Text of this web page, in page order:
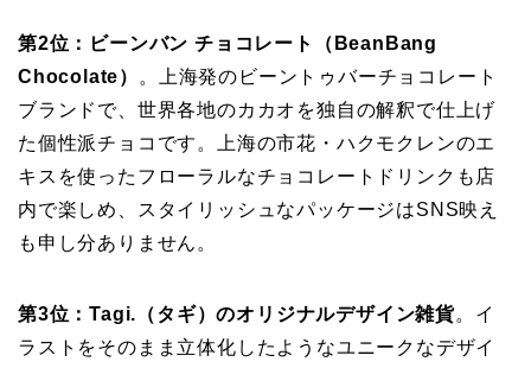
第2位：ビーンバン チョコレート（BeanBang
Chocolate）
。上海発のビーントゥバーチョコレート
ブランドで、世界各地のカカオを独自の解釈で仕上げ
た個性派チョコです。上海の市花・ハクモクレンのエ
キスを使ったフローラルなチョコレートドリンクも店
内で楽しめ、スタイリッシュなパッケージはSNS映え
も申し分ありません。
第3位：Tagi.（タギ）のオリジナルデザイン雑貨。イ
ラストをそのまま立体化したようなユニークなデザイ